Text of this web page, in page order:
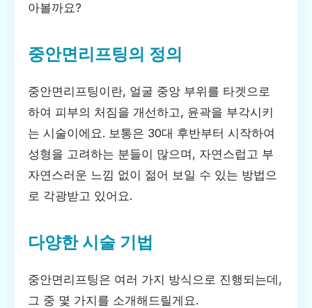
아볼까요?
중안면리프팅의 정의
중안면리프팅이란, 얼굴 중앙 부위를 타겟으로
하여 피부의 처짐을 개선하고, 윤곽을 부각시키
는 시술이에요. 보통은 30대 후반부터 시작하여
성형을 고려하는 분들이 많으며, 자연스럽고 부
자연스러운 느낌 없이 젊어 보일 수 있는 방법으
로 각광받고 있어요.
다양한 시술 기법
중안면리프팅은 여러 가지 방식으로 진행되는데,
그 중 몇 가지를 소개해드릴게요.